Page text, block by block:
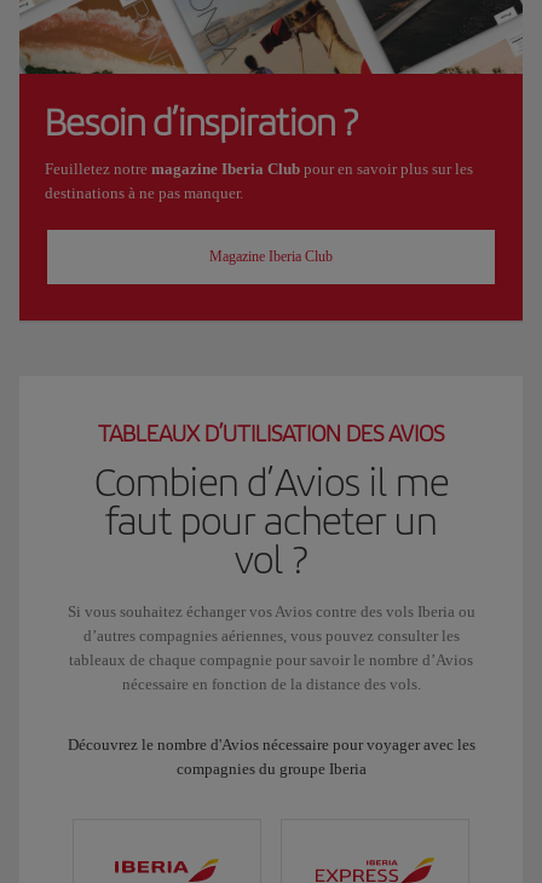
Besoin d’inspiration ?
Feuilletez notre magazine Iberia Club pour en savoir plus sur les
destinations à ne pas manquer.
Magazine Iberia Club
TABLEAUX D’UTILISATION DES AVIOS
Combien d’Avios il me
faut pour acheter un
vol ?
Si vous souhaitez échanger vos Avios contre des vols Iberia ou
d’autres compagnies aériennes, vous pouvez consulter les
tableaux de chaque compagnie pour savoir le nombre d’Avios
nécessaire en fonction de la distance des vols.
Découvrez le nombre d'Avios nécessaire pour voyager avec les
compagnies du groupe Iberia